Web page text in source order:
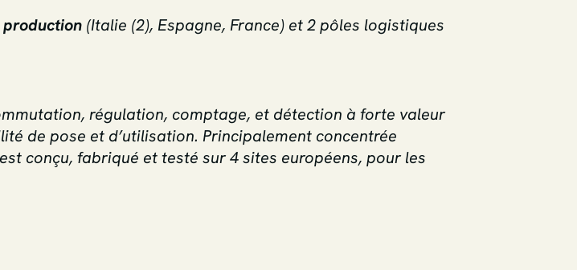
(Italie (2), Espagne, France) et 2 pôles logistiques
régulation, comptage, et détection à forte valeur
de pose et d’utilisation. Principalement concentrée
conçu, fabriqué et testé sur 4 sites européens, pour les